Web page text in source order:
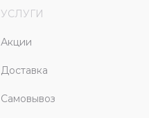
УСЛУГИ
Акции
Доставка
Самовывоз